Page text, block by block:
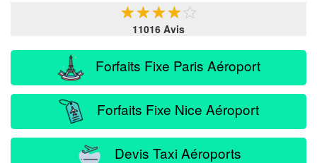
★★★★ ★
11016 Avis
Forfaits Fixe Paris Aéroport
Forfaits Fixe Nice Aéroport
Devis Taxi Aéroports